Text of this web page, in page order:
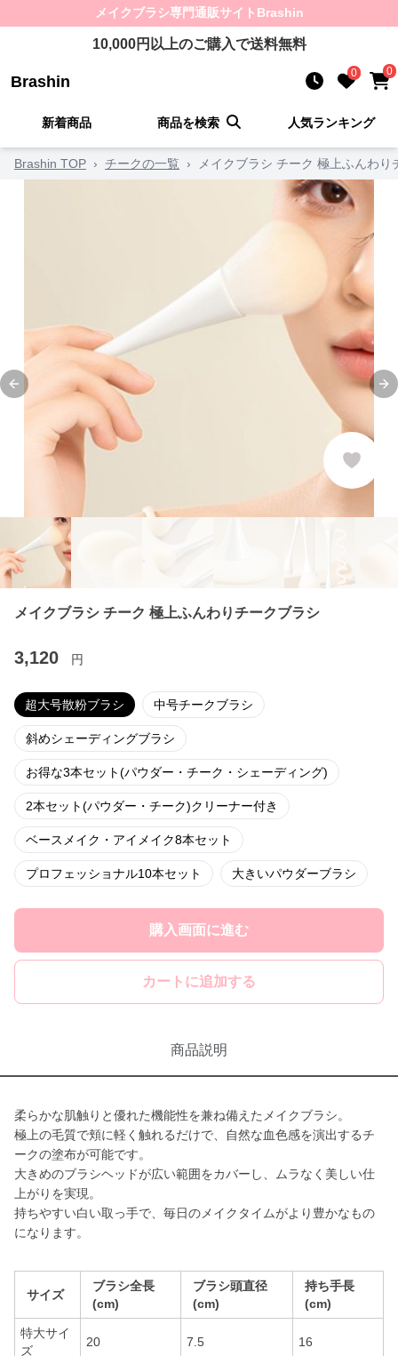
メイクブラシ専門通販サイト Brashin
10,000円以上のご購入で送料無料
Brashin 0 0
新着商品 商品を検索 人気ランキング
Brashin TOP › チークの一覧 › メイクブラシ チーク 極上ふんわり
Previous slide
メイクブラシ チーク 極上ふんわりチークブラシ
3,120 円
超大号散粉ブラシ 中号チークブラシ
斜めシェーディングブラシ
お得な3本セット(パウダー・チーク・シェーディング)
2本セット(パウダー・チーク)クリーナー付き
ベースメイク・アイメイク8本セット
プロフェッショナル10本セット 大きいパウダーブラシ
購入画面に進む
カートに追加する
商品説明
柔らかな肌触りと優れた機能性を兼ね備えたメイクブラシ。
極上の毛質で頬に軽く触れるだけで、自然な血色感を演出するチ
ークの塗布が可能です。
大きめのブラシヘッドが広い範囲をカバーし、ムラなく美しい仕
上がりを実現。
持ちやすい白い取っ手で、毎日のメイクタイムがより豊かなもの
になります。
サイズ
ブラシ全長
(cm)
ブラシ頭直径
(cm)
持ち手長
(cm)
特大サイ
ズ
20 7.5 16